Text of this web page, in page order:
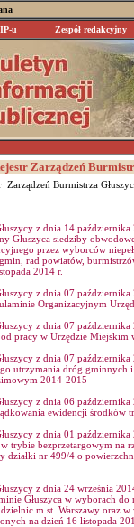
u Zespół redakcyjny
Zarządzeń
Zarządzeń Burmistrza
z dnia 14
Głuszyca siedziby
przez wyborców
rad powiatów,
2014 r.
z dnia 07
Organizacyjnym
z dnia 07
pracy w Urzędzie Miejskim
z dnia 07
utrzymania dróg gminnych
2014-2015
z dnia 06
ewidencji środków
z dnia 01
trybie bezprzetargowym na
działki nr 499/4 o
z dnia 24 września
Głuszyca w wyborach do
m.st. Warszawy oraz
na dzień 16 listopada